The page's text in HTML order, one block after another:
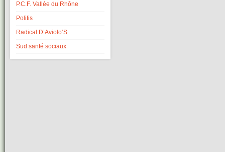
P.C.F. Vallée du Rhône
Politis
Radical D’Aviolo’S
Sud santé sociaux